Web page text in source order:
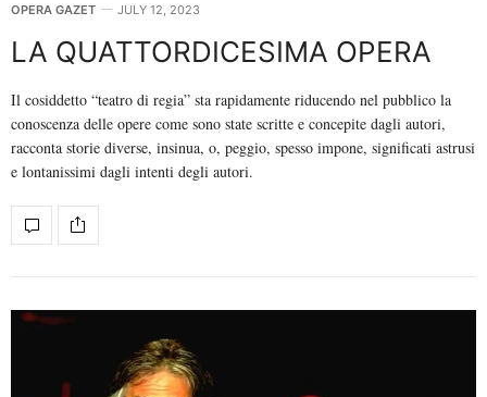
OPERA GAZET JULY 12, 2023
LA QUATTORDICESIMA OPERA
Il cosiddetto “teatro di regia” sta rapidamente riducendo nel pubblico la
conoscenza delle opere come sono state scritte e concepite dagli autori,
racconta storie diverse, insinua, o, peggio, spesso impone, significati astrusi
e lontanissimi dagli intenti degli autori.